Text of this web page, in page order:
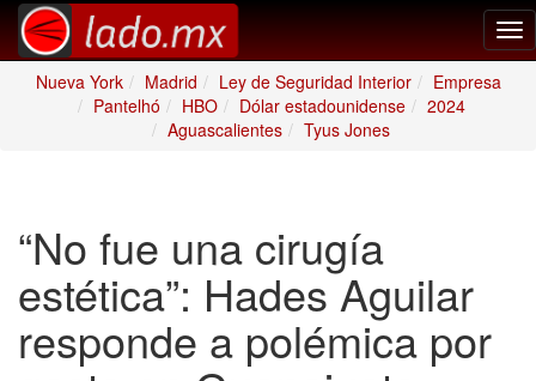
Nueva York
Madrid Ley de Seguridad Interior
Empresa
Pantelhó
HBO Dólar estadounidense
2024
Aguascalientes
Tyus Jones
“No fue una cirugía
estética”: Hades Aguilar
responde a polémica por